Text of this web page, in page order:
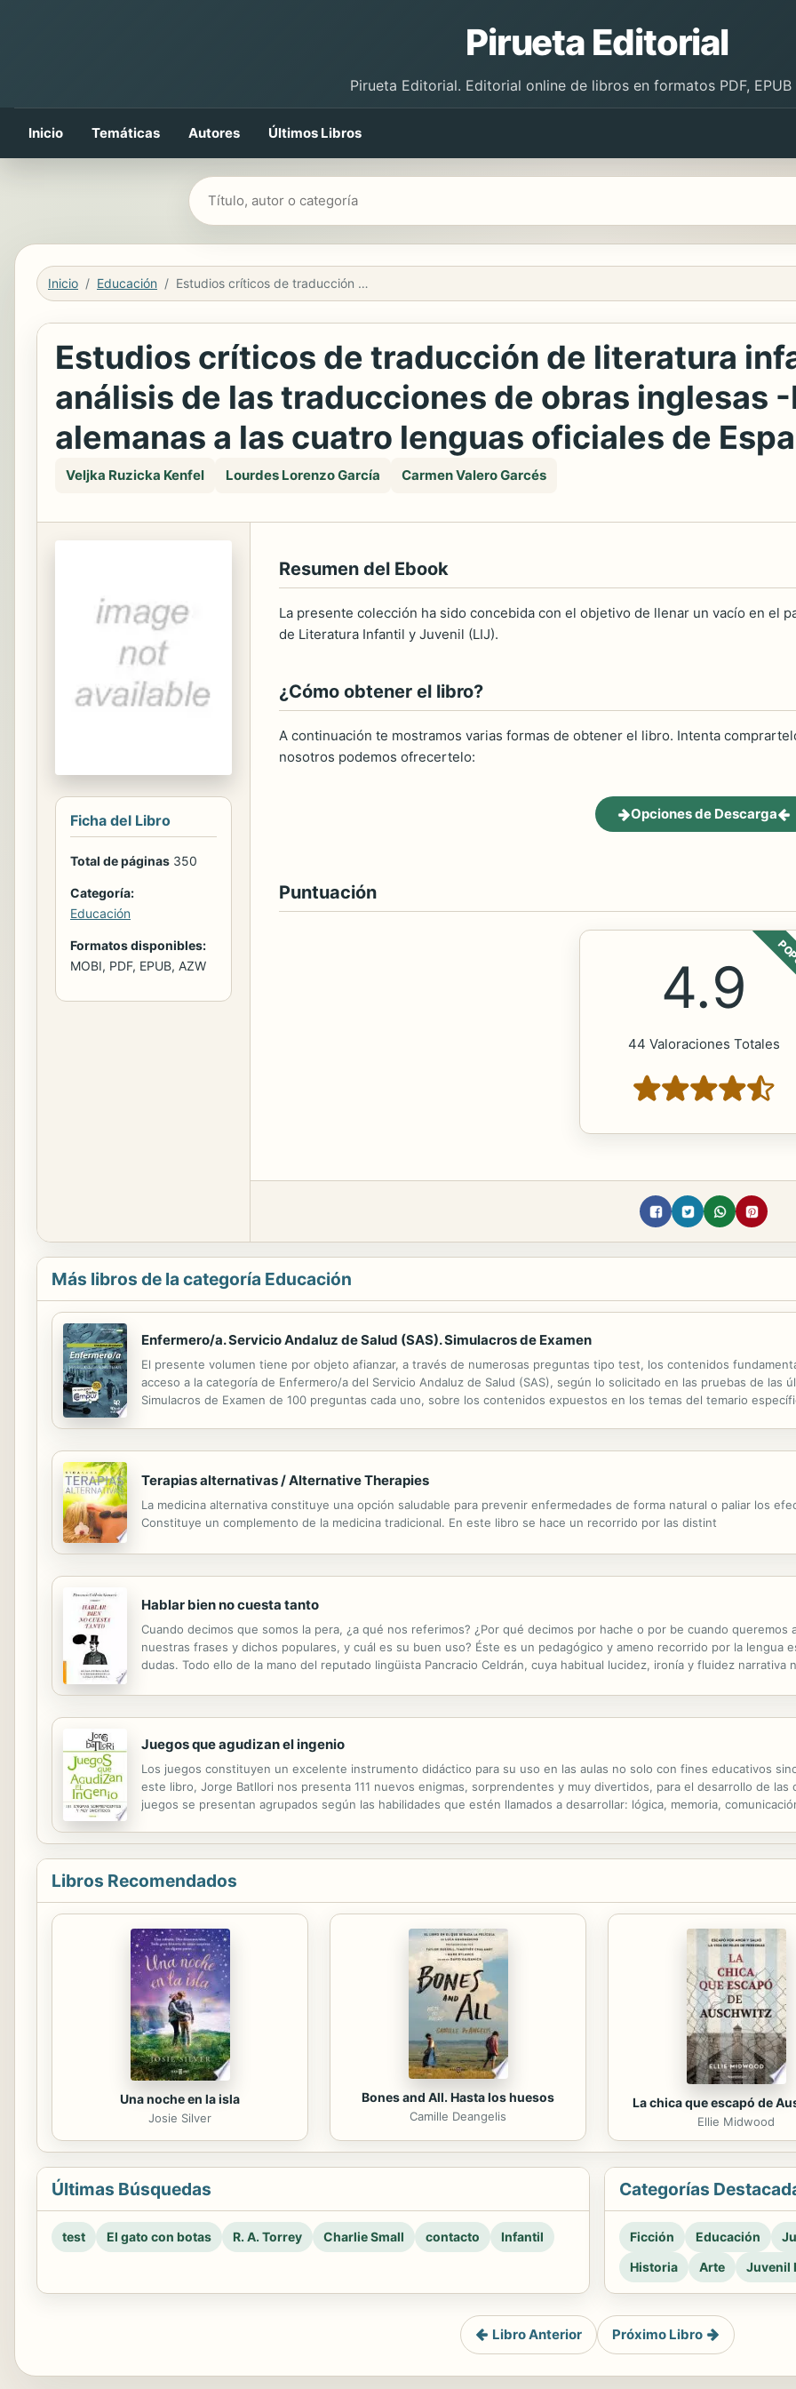
Pirueta Editorial
Pirueta Editorial. Editorial online de libros en formatos PDF, EPUB
Inicio Temáticas Autores Últimos Libros
Buscar libros
Inicio Educación Estudios críticos de traducción de literatura infantil y juvenil II : análisis de las traducciones de obras inglesas -Harry Potter- y alemanas a las cuatro lenguas oficiales de España
Estudios críticos de traducción de literatura
análisis de las traducciones de obras inglesas
alemanas a las cuatro lenguas oficiales de
Veljka Ruzicka Kenfel Lourdes Lorenzo García Carmen Valero Garcés
Ficha del Libro
Total de páginas 350
Categoría:
Educación
Formatos disponibles:
MOBI, PDF, EPUB, AZW
Resumen del Ebook
La presente colección ha sido concebida con el objetivo de llenar un vacío en el
de Literatura Infantil y Juvenil (LIJ).
¿Cómo obtener el libro?
A continuación te mostramos varias formas de obtener el libro. Intenta
nosotros podemos ofrecertelo:
Opciones de Descarga
Puntuación
4.9
44 Valoraciones Totales
Más libros de la categoría Educación
Enfermero/a. Servicio Andaluz de Salud (SAS). Simulacros de Examen
El presente volumen tiene por objeto afianzar, a través de numerosas preguntas tipo test, los contenidos
acceso a la categoría de Enfermero/a del Servicio Andaluz de Salud (SAS), según lo solicitado en las pruebas de las
Simulacros de Examen de 100 preguntas cada uno, sobre los contenidos expuestos en los temas del temario
Terapias alternativas / Alternative Therapies
La medicina alternativa constituye una opción saludable para prevenir enfermedades de forma natural o paliar los
Constituye un complemento de la medicina tradicional. En este libro se hace un recorrido por las distint
Hablar bien no cuesta tanto
Cuando decimos que somos la pera, ¿a qué nos referimos? ¿Por qué decimos por hache o por be cuando queremos
nuestras frases y dichos populares, y cuál es su buen uso? Éste es un pedagógico y ameno recorrido por la lengua
dudas. Todo ello de la mano del reputado lingüista Pancracio Celdrán, cuya habitual lucidez, ironía y fluidez narrativa
Juegos que agudizan el ingenio
Los juegos constituyen un excelente instrumento didáctico para su uso en las aulas no solo con fines educativos
este libro, Jorge Batllori nos presenta 111 nuevos enigmas, sorprendentes y muy divertidos, para el desarrollo de
juegos se presentan agrupados según las habilidades que estén llamados a desarrollar: lógica, memoria,
Libros Recomendados
Una noche en la isla
Josie Silver
Bones and All. Hasta los huesos
Camille Deangelis
La chica que escapó de
Ellie Midwood
Últimas Búsquedas
test El gato con botas R. A. Torrey Charlie Small contacto Infantil
Categorías
Ficción Educación
Historia
Arte Juvenil
Libro Anterior Próximo Libro